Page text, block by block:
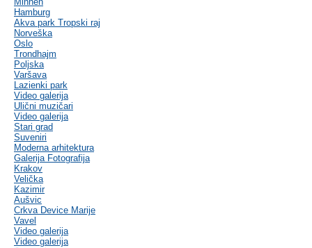
Hamburg
Akva park Tropski raj
Norveška
Oslo
Trondhajm
Poljska
Varšava
Lazienki park
Video galerija
Ulični muzičari
Video galerija
Stari grad
Suveniri
Moderna arhitektura
Galerija Fotografija
Krakov
Velička
Kazimir
Aušvic
Crkva Device Marije
Vavel
Video galerija
Video galerija